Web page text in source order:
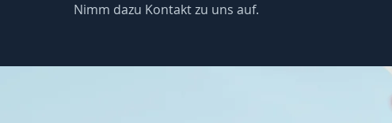
Nimm dazu Kontakt zu uns auf.